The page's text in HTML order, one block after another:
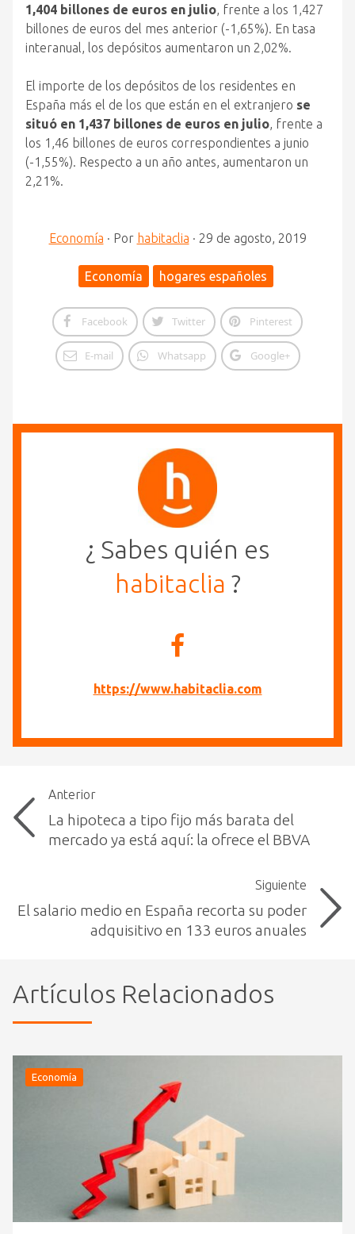
1,404 billones de euros en julio, frente a los 1,427
billones de euros del mes anterior (-1,65%). En tasa
interanual, los depósitos aumentaron un 2,02%.
El importe de los depósitos de los residentes en
España más el de los que están en el extranjero se
situó en 1,437 billones de euros en julio, frente a
los 1,46 billones de euros correspondientes a junio
(-1,55%). Respecto a un año antes, aumentaron un
2,21%.
Economía · Por habitaclia · 29 de agosto, 2019
Economía hogares españoles
Facebook Twitter Pinterest
E-mail Whatsapp Google+
¿ Sabes quién es
habitaclia ?
https://www.habitaclia.com
Anterior
La hipoteca a tipo fijo más barata del
mercado ya está aquí: la ofrece el BBVA
Siguiente
El salario medio en España recorta su poder
adquisitivo en 133 euros anuales
Artículos Relacionados
Economía